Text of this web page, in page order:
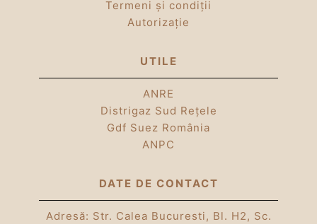
Termeni și condiții
Autorizație
UTILE
ANRE
Distrigaz Sud Rețele
Gdf Suez România
ANPC
DATE DE CONTACT
Adresă: Str. Calea Bucuresti, Bl. H2, Sc.